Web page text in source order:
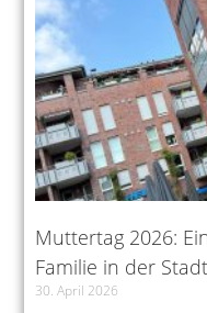
Muttertag 2026:
Familie in der
30. April 2026